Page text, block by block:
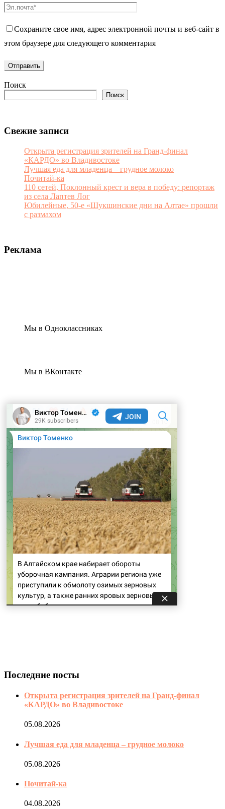
Сохраните свое имя, адрес электронной почты и веб-сайт в
этом браузере для следующего комментария
Поиск
Поиск
Свежие записи
Открыта регистрация зрителей на Гранд-финал
«КАРДО» во Владивостоке
Лучшая еда для младенца – грудное молоко
Почитай-ка
110 сетей, Поклонный крест и вера в победу: репортаж
из села Лаптев Лог
Юбилейные, 50-е «Шукшинские дни на Алтае» прошли
с размахом
Реклама
Мы в Одноклассниках
Мы в ВКонтакте
Последние посты
Открыта регистрация зрителей на Гранд-финал
«КАРДО» во Владивостоке
05.08.2026
Лучшая еда для младенца – грудное молоко
05.08.2026
Почитай-ка
04.08.2026